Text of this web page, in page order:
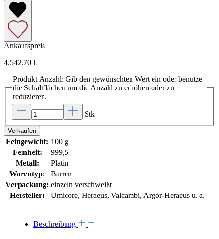
Ankaufspreis
4.542,70 €
Produkt Anzahl: Gib den gewünschten Wert ein oder benutze
die Schaltflächen um die Anzahl zu erhöhen oder zu
reduzieren.
Stk
Verkaufen
Feingewicht: 100 g
Feinheit:
999,5
Metall:
Platin
Warentyp:
Barren
Verpackung: einzeln verschweißt
Hersteller:
Umicore, Heraeus, Valcambi, Argor-Heraeus u. a.
Beschreibung